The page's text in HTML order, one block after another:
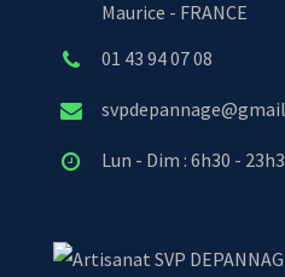
Maurice - FRANCE
01 43 94 07 08
Lun - Dim : 6h30 -
SVP